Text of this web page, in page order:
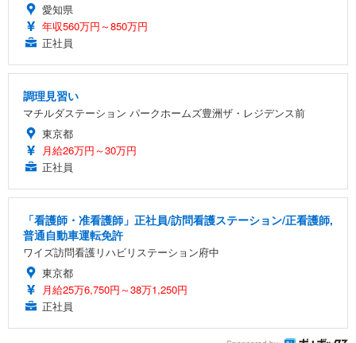
愛知県
年収560万円～850万円
正社員
調理見習い
マチルダステーション パークホームズ豊洲ザ・レジデンス前
東京都
月給26万円～30万円
正社員
「看護師・准看護師」正社員/訪問看護ステーション/正看護師,
普通自動車運転免許
ワイズ訪問看護リハビリステーション府中
東京都
月給25万6,750円～38万1,250円
正社員